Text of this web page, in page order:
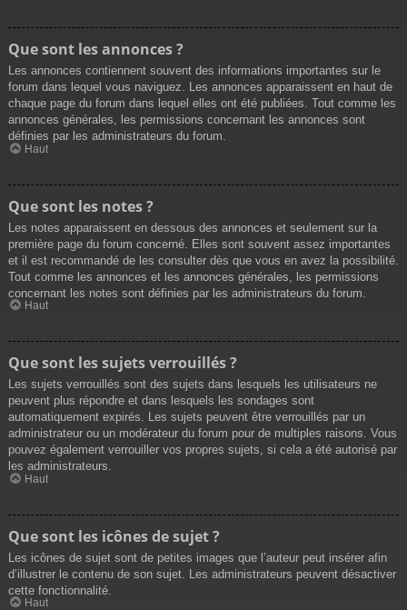
Que sont les annonces ?
Les annonces contiennent souvent des informations importantes sur le
forum dans lequel vous naviguez. Les annonces apparaissent en haut de
chaque page du forum dans lequel elles ont été publiées. Tout comme les
annonces générales, les permissions concernant les annonces sont
définies par les administrateurs du forum.
Haut
Que sont les notes ?
Les notes apparaissent en dessous des annonces et seulement sur la
première page du forum concerné. Elles sont souvent assez importantes
et il est recommandé de les consulter dès que vous en avez la possibilité.
Tout comme les annonces et les annonces générales, les permissions
concernant les notes sont définies par les administrateurs du forum.
Haut
Que sont les sujets verrouillés ?
Les sujets verrouillés sont des sujets dans lesquels les utilisateurs ne
peuvent plus répondre et dans lesquels les sondages sont
automatiquement expirés. Les sujets peuvent être verrouillés par un
administrateur ou un modérateur du forum pour de multiples raisons. Vous
pouvez également verrouiller vos propres sujets, si cela a été autorisé par
les administrateurs.
Haut
Que sont les icônes de sujet ?
Les icônes de sujet sont de petites images que l’auteur peut insérer afin
d’illustrer le contenu de son sujet. Les administrateurs peuvent désactiver
cette fonctionnalité.
Haut